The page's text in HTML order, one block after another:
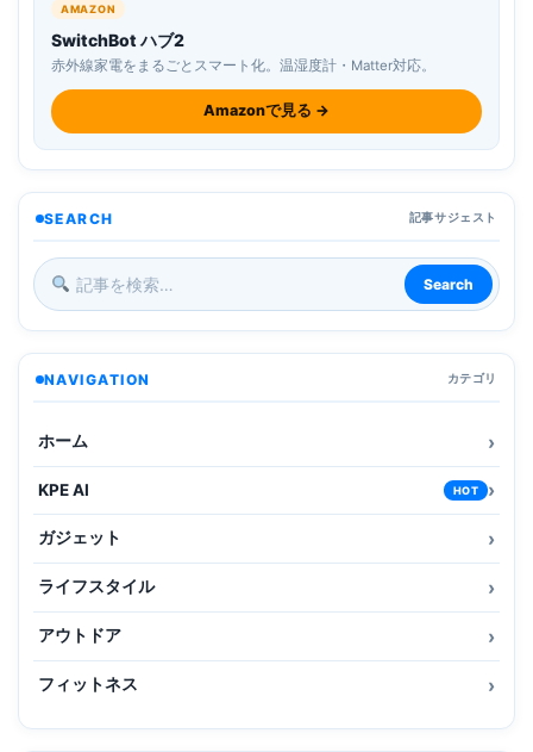
AMAZON
SwitchBot ハブ2
赤外線家電をまるごとスマート化。温湿度計・Matter対応。
Amazonで見る →
SEARCH 記事サジェスト
Search
NAVIGATION カテゴリ
ホーム
KPE AI HOT
ガジェット
ライフスタイル
アウトドア
フィットネス